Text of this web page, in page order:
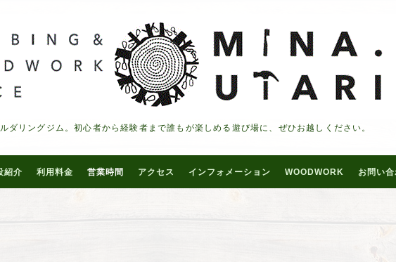
ダリングジム。初心者から経験者まで誰もが楽しめる遊び場に、ぜひお越しください。
紹介 利用料金 営業時間 アクセス インフォメーション WOODWORK お問い